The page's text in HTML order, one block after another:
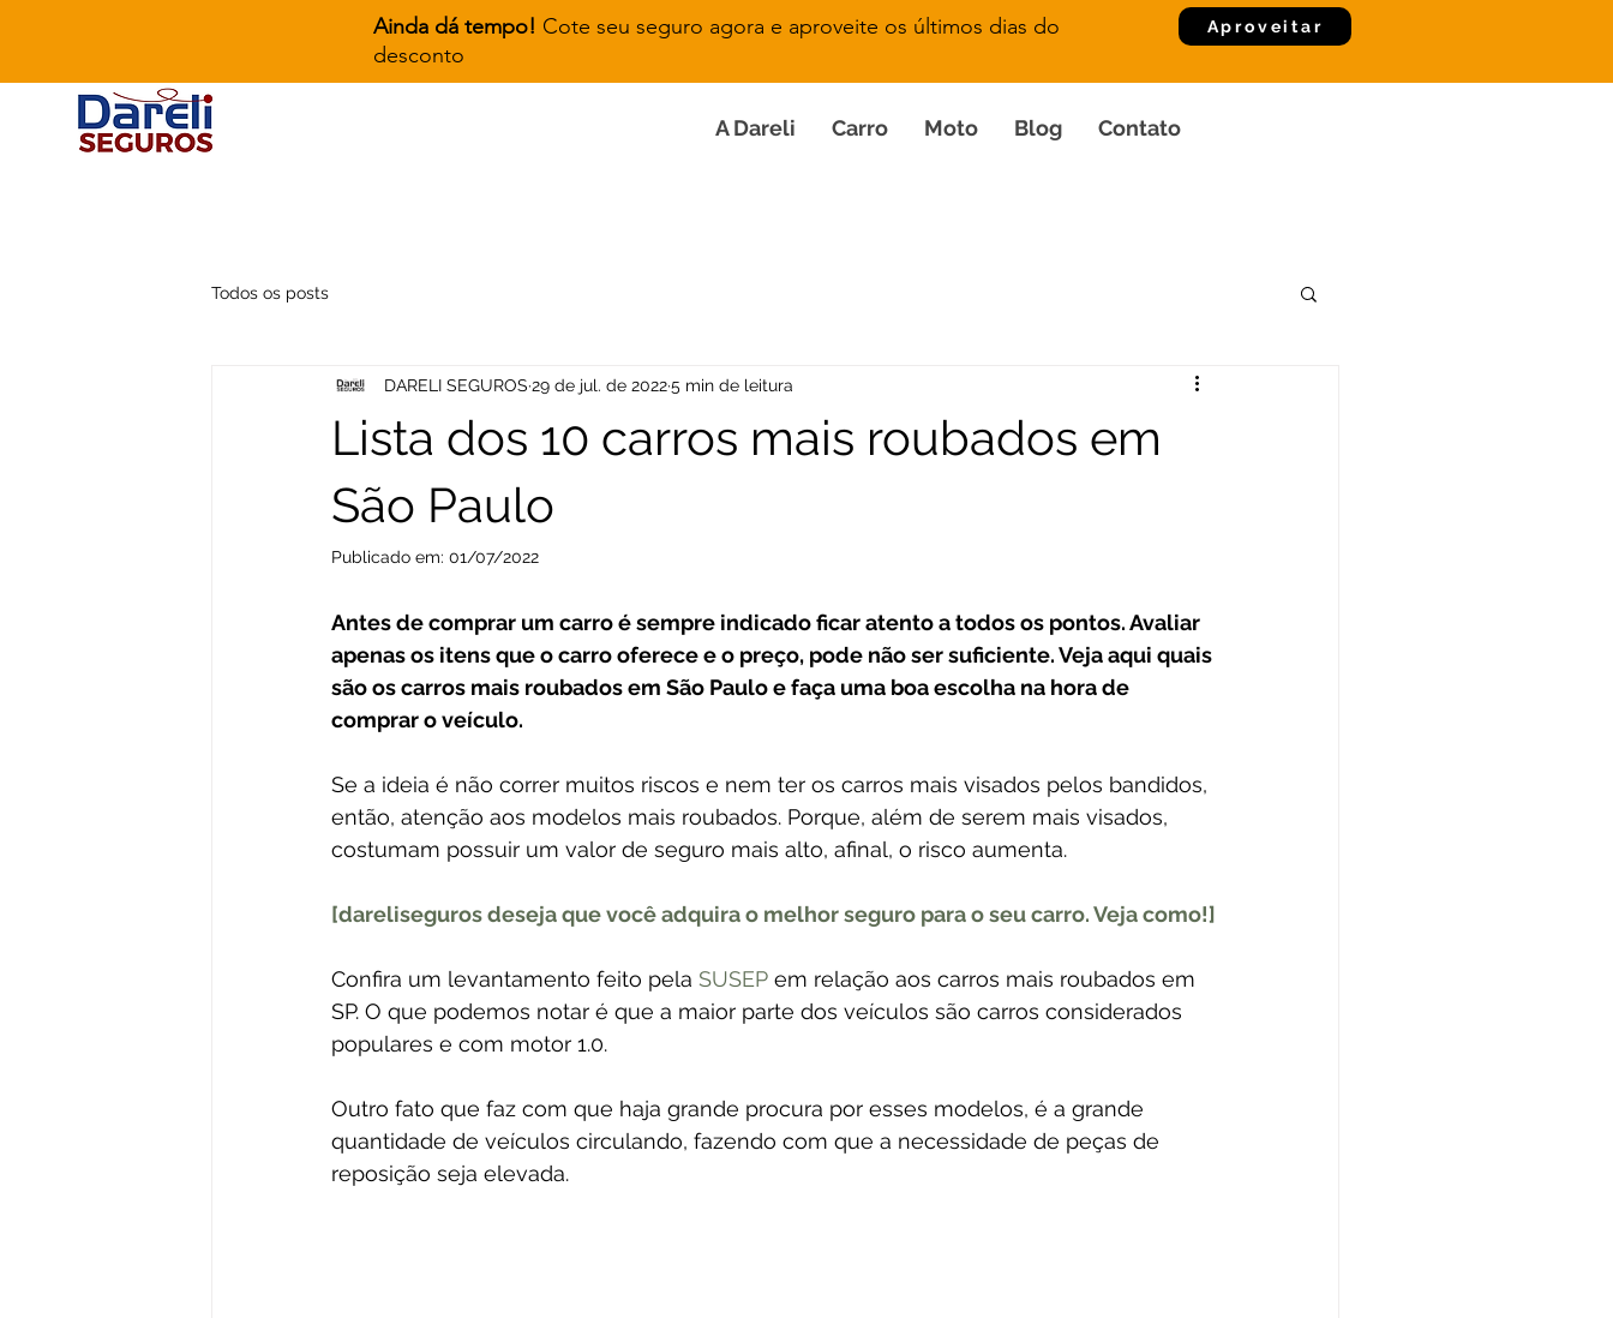
Ainda dá tempo! Cote seu seguro agora e aproveite os últimos dias do
desconto
Aproveitar
A Dareli Carro Moto Blog Contato
Todos os posts
Lista dos 10 carros mais roubados em
São Paulo
DARELI SEGUROS 29 de jul. de 20225 min de leitura
Publicado em: 01/07/2022
Antes de comprar um carro é sempre indicado ficar atento a todos os pontos. Avaliar
apenas os itens que o carro oferece e o preço, pode não ser suficiente. Veja aqui quais
são os carros mais roubados em São Paulo e faça uma boa escolha na hora de
comprar o veículo.
Se a ideia é não correr muitos riscos e nem ter os carros mais visados pelos bandidos,
então, atenção aos modelos mais roubados. Porque, além de serem mais visados,
costumam possuir um valor de seguro mais alto, afinal, o risco aumenta.
[dareliseguros deseja que você adquira o melhor seguro para o seu carro. Veja como!]
Confira um levantamento feito pela SUSEP em relação aos carros mais roubados em
SP. O que podemos notar é que a maior parte dos veículos são carros considerados
populares e com motor 1.0.
Outro fato que faz com que haja grande procura por esses modelos, é a grande
quantidade de veículos circulando, fazendo com que a necessidade de peças de
reposição seja elevada.